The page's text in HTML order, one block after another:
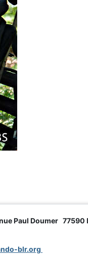
Paul Doumer 77590
blr.org